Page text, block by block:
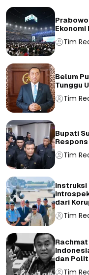
Tim
Belum
Tunggu
Tim
Bupati
Tim
Instruksi
dari
Tim
dan
Tim